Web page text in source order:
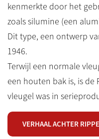
kenmerkte door het
zoals silumine (een
Dit type, een ontwerp
1946.
Terwijl een normale
een houten bak is, is de
vleugel was in
VERHAAL ACHTER